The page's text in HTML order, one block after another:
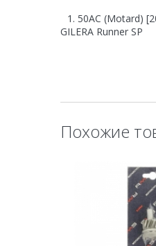
50AC (Motard)
GILERA Runner SP
50 [1993-1997]
PIAGGIO/VESPA
50 [2001-2005]
PIAGGIO/VESPA ET4
50 [1999-2006]
Похожие